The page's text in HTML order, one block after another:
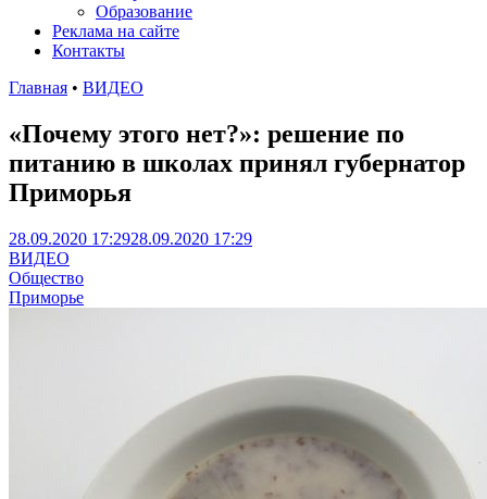
Образование
Реклама на сайте
Контакты
Главная • ВИДЕО
«Почему этого нет?»: решение по
питанию в школах принял губернатор
Приморья
28.09.2020 17:2928.09.2020 17:29
ВИДЕО
Общество
Приморье